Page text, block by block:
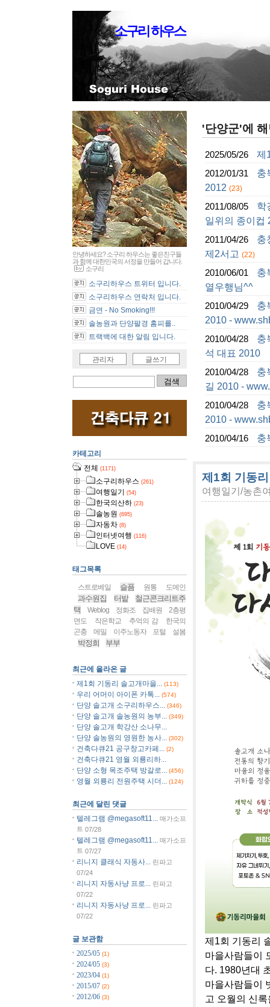
소구리 하우스
'단양군'에
2025/05/26 제
2012/01/31
충
2012 (23)
2011/08/05
학
일위의 종이컵
2011/04/26
충
제2서고 (22)
2010/06/01
충
열우행님^^
2010/04/29
충
2010 -
2010/04/28
충
석 대표 2010
2010/04/28
충
길 2010 -
2010/04/28
충
2010 -
2010/04/16 충
제1회 기동
여행일기/농촌
제1회 기동리
마을사람들이
다. 1980년대
마을사람들이
고 오월의 신
안녕하세요? 소구리 하우스는 좋은친구들
과 함께 대한민국의 서정을 만들어 갑니다.
소구리
소구리하우스 트위터 입니다.
소구리하우스 연락처 입니다.
금연 - No Smoking!!!
솔농원과 단양팔경 홈피를..
트랙백에 대한 알림 입니다.
관리자 글쓰기
카테고리
전체 (1171)
소구리하우스 (261)
여행일기 (54)
한국의산하 (23)
솔농원 (695)
자동차 (8)
인터넷여행 (116)
LOVE (14)
태그목록
스트로베일 슬픔 원통 도메인
과수원집 터밭
철근콘크리트주
택
Weblog 정화조 집배원
2층평
면도
작은학교 추억의 감
한국의
곤충
메밀 이주노동자 포털 설봄
박정희 부부
최근에 올라온 글
제1회 기동리 솔고개마을...
(113)
우리 어머이 아이폰 카톡... (574)
단양 솔고개 소구리하우스... (346)
단양 솔고개 솔농원의 농부... (349)
단양 솔고개 학강산 소나무...
단양 솔농원의 영원한 농사...
(302)
건축다큐21 공구창고카페... (2)
건축다큐21 영월 외룡리하...
단양 소형 목조주택 방갈로...
(456)
영월 외룡리 전원주택 시더... (124)
최근에 달린 댓글
텔레그램 @megasoft11...
매가소프
트 07/28
텔레그램 @megasoft11... 매가소프
트 07/27
리니지 클래식 자동사...
린파고
07/24
리니지 자동사냥 프로...
린파고
07/22
리니지 자동사냥 프로...
린파고
07/22
글 보관함
2025/05 (1)
2024/05 (3)
2023/04 (1)
2015/07 (2)
2012/06 (3)